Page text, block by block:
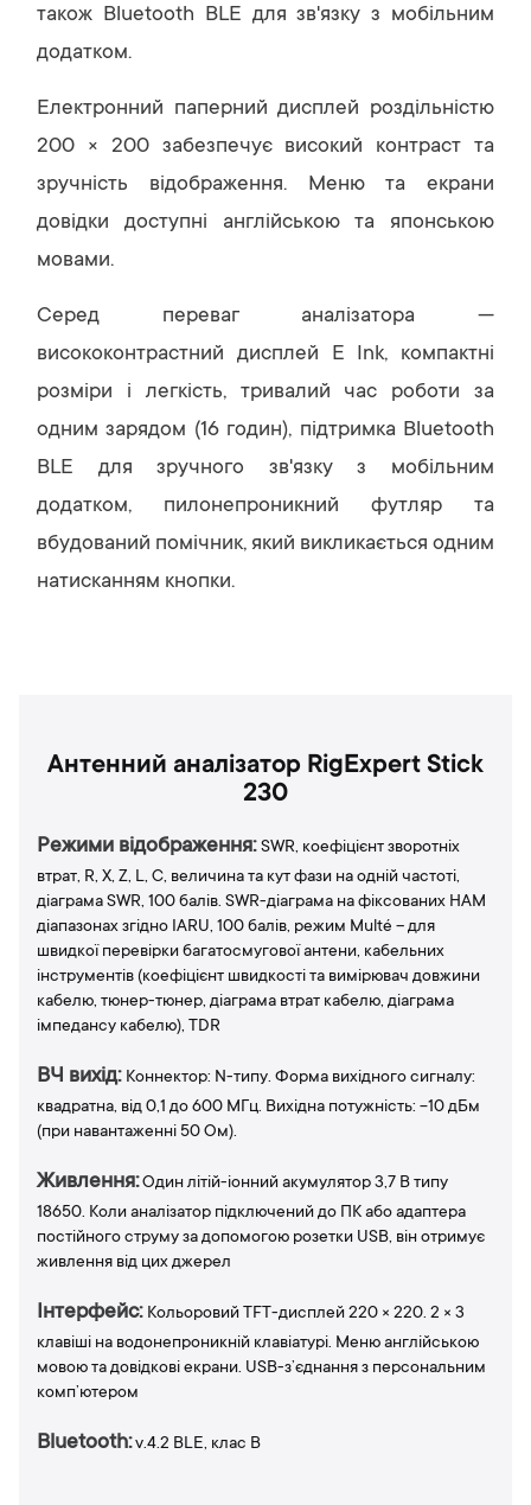
також Bluetooth BLE для зв'язку з мобільним
додатком.
Електронний паперний дисплей роздільністю
200 × 200 забезпечує високий контраст та
зручність відображення. Меню та екрани
довідки доступні англійською та японською
мовами.
Серед переваг аналізатора —
висококонтрастний дисплей E Ink, компактні
розміри і легкість, тривалий час роботи за
одним зарядом (16 годин), підтримка Bluetooth
BLE для зручного зв'язку з мобільним
додатком, пилонепроникний футляр та
вбудований помічник, який викликається одним
натисканням кнопки.
Антенний аналізатор RigExpert Stick
230
Режими відображення:SWR, коефіцієнт зворотніх
втрат, R, X, Z, L, C, величина та кут фази на одній частоті,
діаграма SWR, 100 балів. SWR-діаграма на фіксованих НАМ
діапазонах згідно IARU, 100 балів, режим Multé – для
швидкої перевірки багатосмугової антени, кабельних
інструментів (коефіцієнт швидкості та вимірювач довжини
кабелю, тюнер-тюнер, діаграма втрат кабелю, діаграма
імпедансу кабелю), TDR
ВЧ вихід: Коннектор: N-типу. Форма вихідного сигналу:
квадратна, від 0,1 до 600 МГц. Вихідна потужність: -10 дБм
(при навантаженні 50 Ом).
Живлення:Один літій-іонний акумулятор 3,7 В типу
18650. Коли аналізатор підключений до ПК або адаптера
постійного струму за допомогою розетки USB, він отримує
живлення від цих джерел
Інтерфейс: Кольоровий TFT-дисплей 220 × 220. 2 × 3
клавіші на водонепроникній клавіатурі. Меню англійською
мовою та довідкові екрани. USB-з’єднання з персональним
комп’ютером
Bluetooth:v.4.2 BLE, клас B